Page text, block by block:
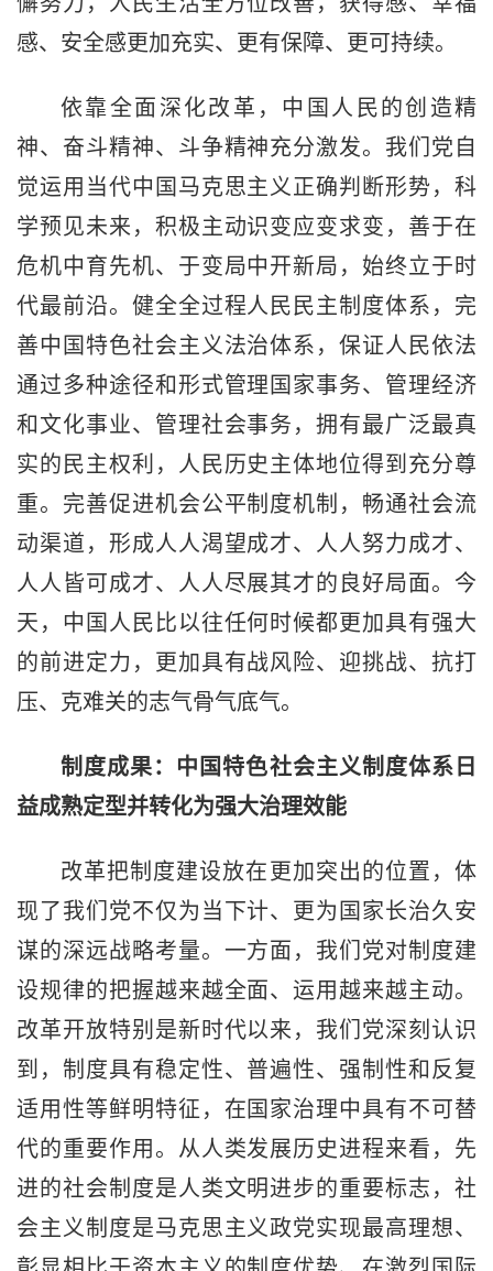
感、安全感更加充实、更有保障、更可持续。
依靠全面深化改革，中国人民的创造精
神、奋斗精神、斗争精神充分激发。我们党自
觉运用当代中国马克思主义正确判断形势，科
学预见未来，积极主动识变应变求变，善于在
危机中育先机、于变局中开新局，始终立于时
代最前沿。健全全过程人民民主制度体系，完
善中国特色社会主义法治体系，保证人民依法
通过多种途径和形式管理国家事务、管理经济
和文化事业、管理社会事务，拥有最广泛最真
实的民主权利，人民历史主体地位得到充分尊
重。完善促进机会公平制度机制，畅通社会流
动渠道，形成人人渴望成才、人人努力成才、
人人皆可成才、人人尽展其才的良好局面。今
天，中国人民比以往任何时候都更加具有强大
的前进定力，更加具有战风险、迎挑战、抗打
压、克难关的志气骨气底气。
制度成果：中国特色社会主义制度体系日
益成熟定型并转化为强大治理效能
改革把制度建设放在更加突出的位置，体
现了我们党不仅为当下计、更为国家长治久安
谋的深远战略考量。一方面，我们党对制度建
设规律的把握越来越全面、运用越来越主动。
改革开放特别是新时代以来，我们党深刻认识
到，制度具有稳定性、普遍性、强制性和反复
适用性等鲜明特征，在国家治理中具有不可替
代的重要作用。从人类发展历史进程来看，先
进的社会制度是人类文明进步的重要标志，社
会主义制度是马克思主义政党实现最高理想、